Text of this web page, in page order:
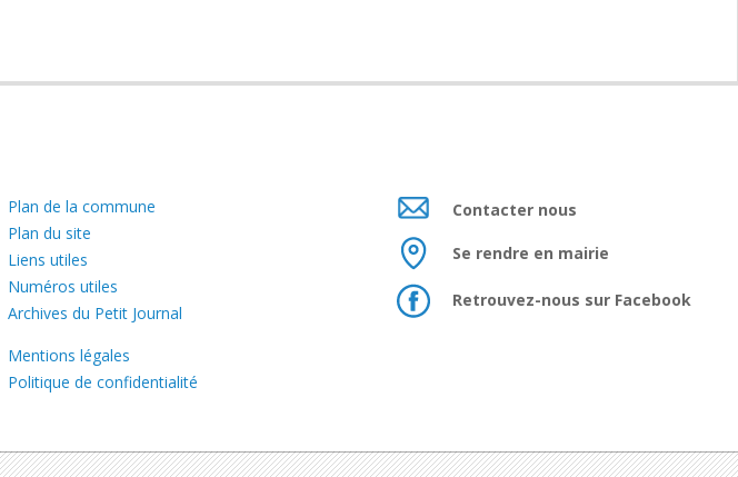
Plan de la commune
Plan du site
Liens utiles
Numéros utiles
Archives du Petit Journal
Mentions légales
Politique de confidentialité
Contacter nous
Se rendre en mairie
Retrouvez-nous sur Facebook